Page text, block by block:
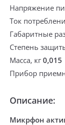
Напряжение
Ток
Габаритные
Степень
Масса, кг0,015
Прибор
Описание:
Микрфон